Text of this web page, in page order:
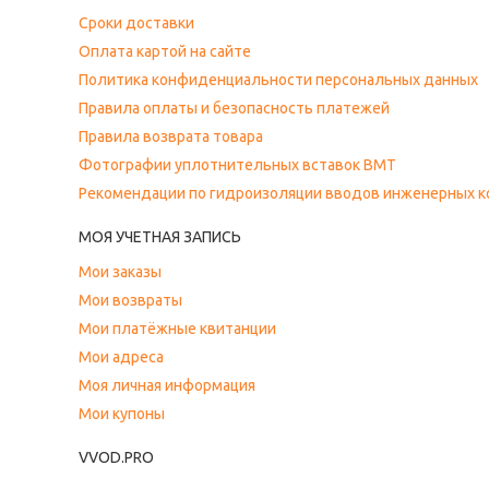
Сроки доставки
Оплата картой на сайте
Политика конфиденциальности персональных данных
Правила оплаты и безопасность платежей
Правила возврата товара
Фотографии уплотнительных вставок ВМТ
Рекомендации по гидроизоляции вводов инженерных
МОЯ УЧЕТНАЯ ЗАПИСЬ
Мои заказы
Мои возвраты
Мои платёжные квитанции
Мои адреса
Моя личная информация
Мои купоны
VVOD.PRO